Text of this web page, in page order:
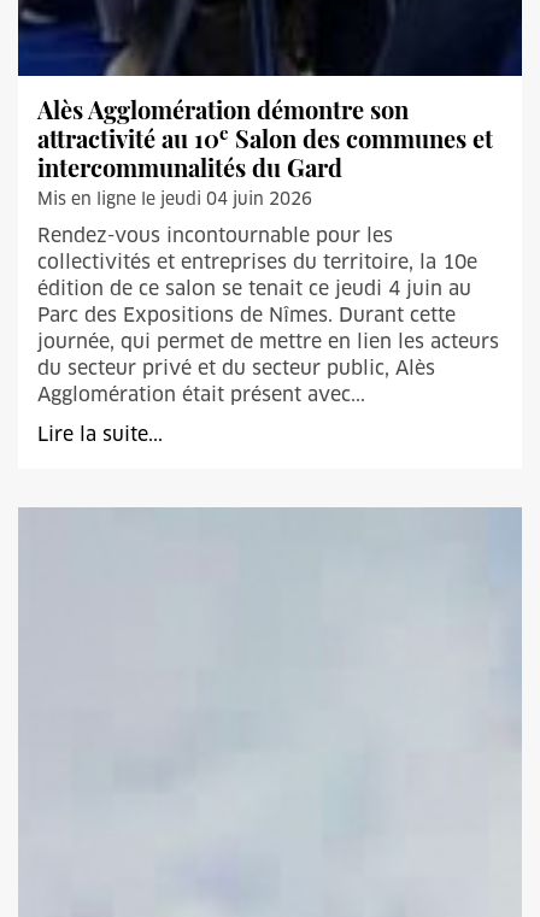
Alès Agglomération démontre son
attractivité au 10e Salon des communes et
intercommunalités du Gard
Mis en ligne le jeudi 04 juin 2026
Rendez-vous incontournable pour les
collectivités et entreprises du territoire, la 10e
édition de ce salon se tenait ce jeudi 4 juin au
Parc des Expositions de Nîmes. Durant cette
journée, qui permet de mettre en lien les acteurs
du secteur privé et du secteur public, Alès
Agglomération était présent avec...
Lire la suite...